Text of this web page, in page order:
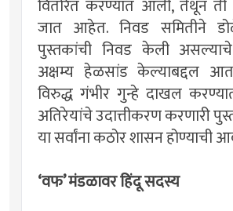
वितरित करण्यात आली, तेथून ती
जात आहेत. निवड समितीने
पुस्तकांची निवड केली
अक्षम्य हेळसांड केल्याबद्दल
विरुद्ध गंभीर गुन्हे दाखल
अतिरेयांचे उदात्तीकरण करणारी
या सर्वांना कठोर शासन
‘वफ’ मंडळावर हिंदू सदस्य